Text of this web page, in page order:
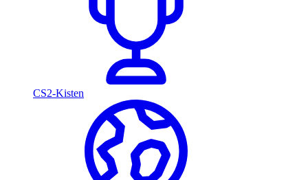
CS2-Kisten